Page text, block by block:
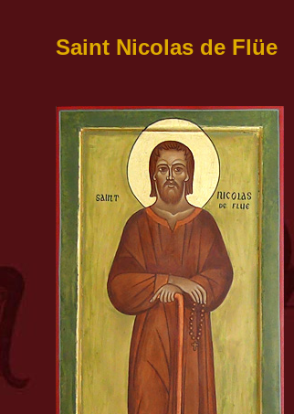
Saint Nicolas de Flüe